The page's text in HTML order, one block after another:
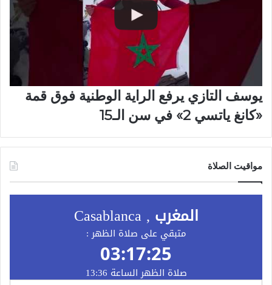
يوسف التازي يرفع الراية الوطنية فوق قمة
«كانغ ياتسي 2» في سن الـ15
مواقيت الصلاة